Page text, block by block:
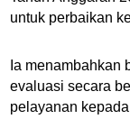
untuk perbaikan
Ia menambahkan
evaluasi secara
pelayanan